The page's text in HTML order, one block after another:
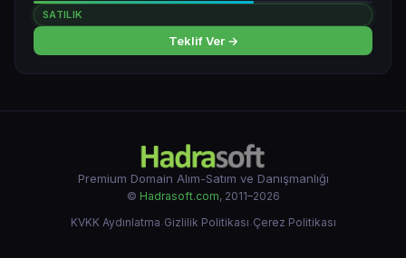
SATILIK
Teklif Ver →
Premium Domain Alım-Satım ve Danışmanlığı
© Hadrasoft.com, 2011–2026
KVKK Aydınlatma·Gizlilik Politikası·Çerez Politikası